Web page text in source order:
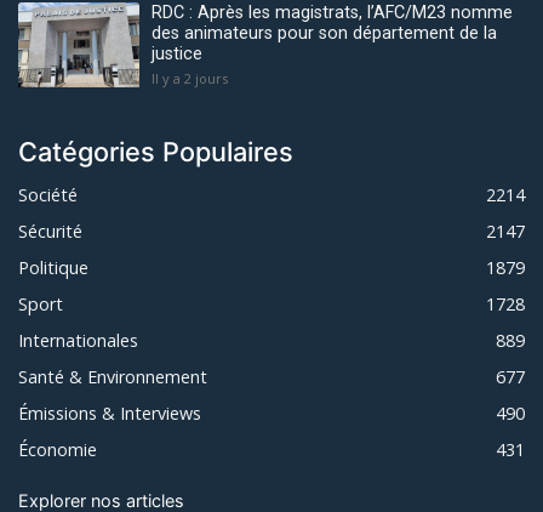
RDC : Après les magistrats, l’AFC/M23 nomme
des animateurs pour son département de la
justice
Il y a 2 jours
Catégories Populaires
Société
2214
Sécurité
2147
Politique
1879
Sport
1728
Internationales
889
Santé & Environnement
677
Émissions & Interviews
490
Économie
431
Explorer nos articles